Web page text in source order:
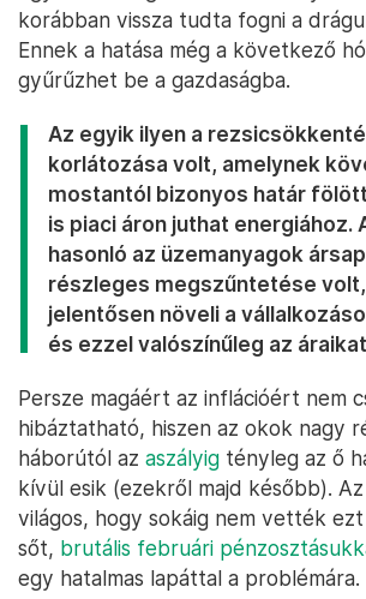
korábban vissza tudta fogni a
Ennek a hatása még a következő
gyűrűzhet be a gazdaságba.
Az egyik ilyen a
korlátozása volt, amelynek
mostantól bizonyos határ
is piaci áron juthat energiához.
hasonló az üzemanyagok
részleges megszűntetése
jelentősen növeli a
és ezzel valószínűleg az
Persze magáért az inflációért nem
hibáztatható, hiszen az okok nagy
háborútól az aszályig tényleg az ő
kívül esik (ezekről majd később).
világos, hogy sokáig nem vették
sőt, brutális februári
egy hatalmas lapáttal a problémára.